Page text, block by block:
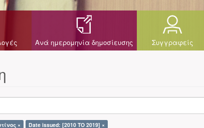
Ανά ημερομηνία δημοσίευσης Συγγραφείς
× Date issued: [2010 TO 2019] ×